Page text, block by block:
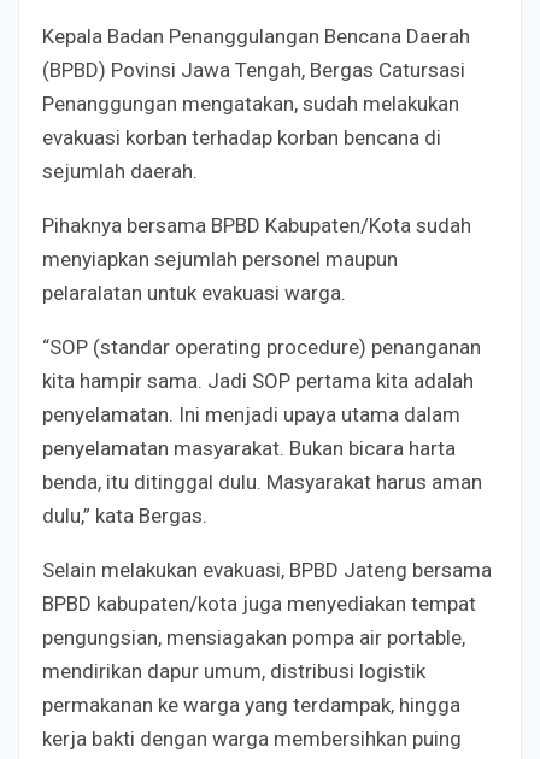
Kepala Badan Penanggulangan Bencana Daerah
(BPBD) Povinsi Jawa Tengah, Bergas Catursasi
Penanggungan mengatakan, sudah melakukan
evakuasi korban terhadap korban bencana di
sejumlah daerah.
Pihaknya bersama BPBD Kabupaten/Kota sudah
menyiapkan sejumlah personel maupun
pelaralatan untuk evakuasi warga.
“SOP (standar operating procedure) penanganan
kita hampir sama. Jadi SOP pertama kita adalah
penyelamatan. Ini menjadi upaya utama dalam
penyelamatan masyarakat. Bukan bicara harta
benda, itu ditinggal dulu. Masyarakat harus aman
dulu,” kata Bergas.
Selain melakukan evakuasi, BPBD Jateng bersama
BPBD kabupaten/kota juga menyediakan tempat
pengungsian, mensiagakan pompa air portable,
mendirikan dapur umum, distribusi logistik
permakanan ke warga yang terdampak, hingga
kerja bakti dengan warga membersihkan puing